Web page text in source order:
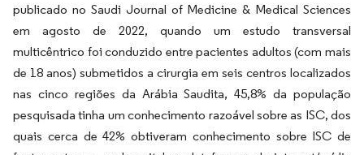
publicado no Saudi Journal of Medicine & Medical Sciences
em agosto de 2022, quando um estudo transversal
multicêntrico foi conduzido entre pacientes adultos (com mais
de 18 anos) submetidos a cirurgia em seis centros localizados
nas cinco regiões da Arábia Saudita, 45,8% da população
pesquisada tinha um conhecimento razoável sobre as ISC, dos
quais cerca de 42% obtiveram conhecimento sobre ISC de